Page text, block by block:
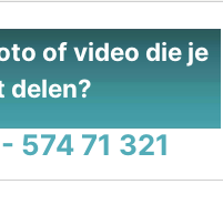
of video die je
delen?
574 71 321